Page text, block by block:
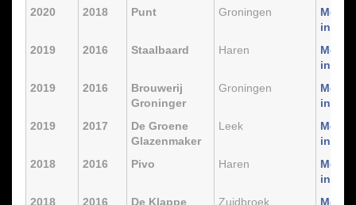
2020
2018 Punt Groningen
Meer
info
2019
2016 Staalbaard Haren
Meer
info
2019
2016
Brouwerij
Groninger
Groningen
Meer
info
2019
2017
De Groene
Glazenmaker
Leek
Meer
info
2018
2016 Pivo Haren
Meer
info
2018
2016 De Klappe Zuidbroek
Meer